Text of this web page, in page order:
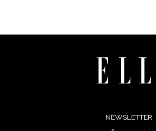
NEWSLETTER